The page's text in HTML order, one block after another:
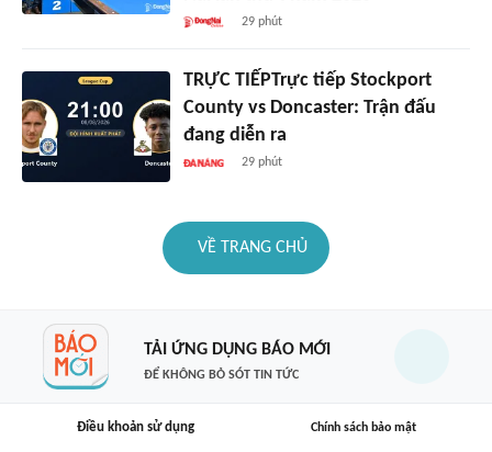
29 phút
TRỰC TIẾPTrực tiếp Stockport
County vs Doncaster: Trận đấu
đang diễn ra
29 phút
VỀ TRANG CHỦ
TẢI ỨNG DỤNG BÁO MỚI
ĐỂ KHÔNG BỎ SÓT TIN TỨC
Điều khoản sử dụng Chính sách bảo mật